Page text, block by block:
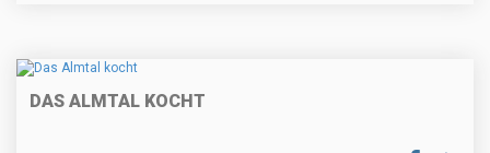
DAS ALMTAL KOCHT